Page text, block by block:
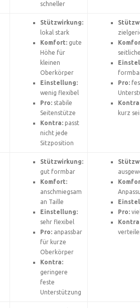
schneller
Stützwirkung:
lokal stark
Komfort: gute
Höhe für
kleinen
Oberkörper
Einstellung:
wenig flexibel
Pro: stabile
Seitenstütze
Kontra: passt
nicht jede
Sitzposition
Pro:
kurz
Stützwirkung:
gut formbar
Komfort:
anschmiegsam
an Taille
Einstellung:
sehr flexibel
Pro: anpassbar
für kurze
Oberkörper
Kontra:
geringere
feste
Unterstützung
Pro: